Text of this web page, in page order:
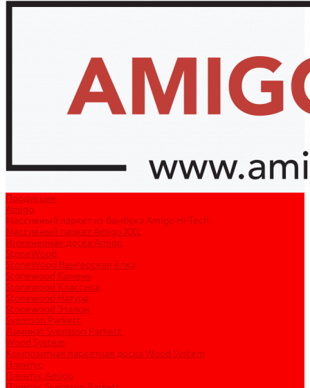
Продукция
Amigo
Массивный паркет из бамбука Amigo Hi-Tech
Массивный паркет Amigo XXL
Инженерная доска Amigo
StoneWood
StoneWood Венгерская ёлка
Stonewood Камень
Stonewood Классика
Stonewood Натура
Stonewood Эталон
Svensson Parkett
Ламинат Svensson Parkett
Wood System
Композитная паркетная доска Wood System
Плинтус
Плинтус Amigo